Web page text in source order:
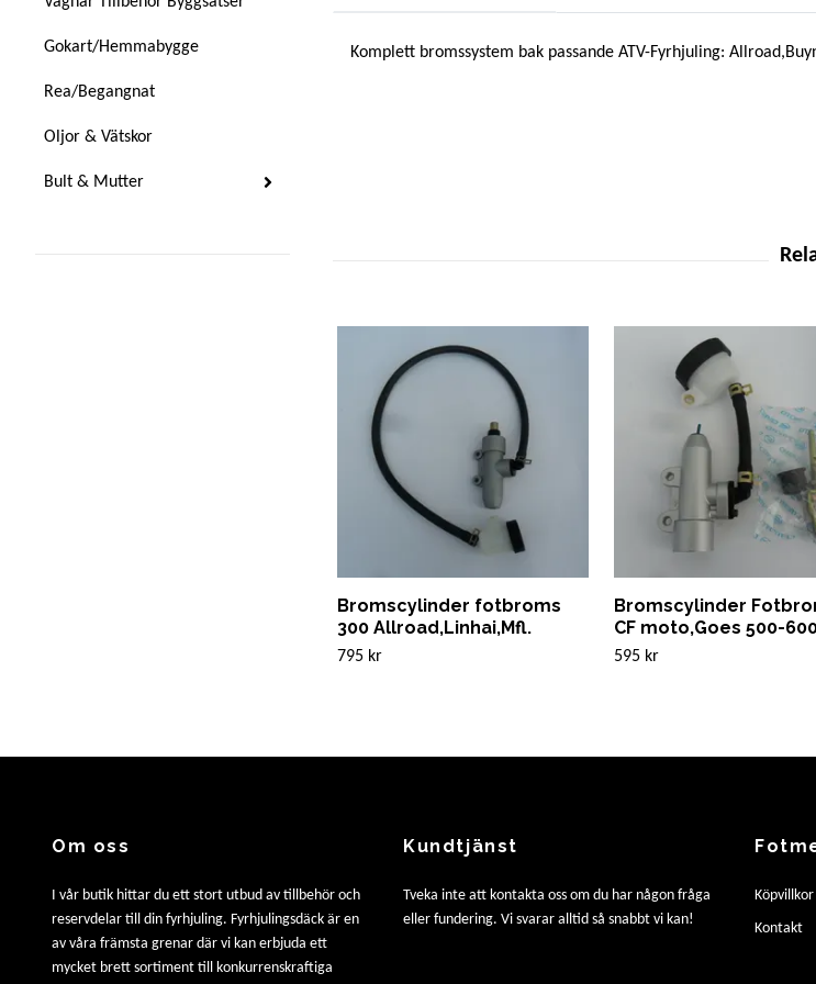
Gokart/Hemmabygge
Rea/Begangnat
Oljor & Vätskor
Bult & Mutter
Komplett bromssystem bak passande ATV-Fyrhjuling:
Bromscylinder fotbroms
300 Allroad,Linhai,Mfl.
795 kr
Bromscylinder
CF moto,Goes 500-
595 kr
Om oss
I vår butik hittar du ett stort utbud av tillbehör och
reservdelar till din fyrhjuling. Fyrhjulingsdäck är en
av våra främsta grenar där vi kan erbjuda ett
mycket brett sortiment till konkurrenskraftiga
Kundtjänst
Tveka inte att kontakta oss om du har någon fråga
eller fundering. Vi svarar alltid så snabbt vi kan!
Köpvillkor
Kontakt